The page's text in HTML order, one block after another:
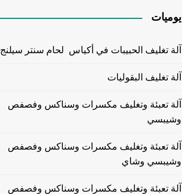
يوميات
آلة تغليف الحبيبات في أكياس لحام سنتر سيلنج
آلة تغليف البقوليات
آلة تعبئة وتغليف مكسرات وسناكس وفصفص
وشيبسي
آلة تعبئة وتغليف مكسرات وسناكس وفصفص
وشيبسي وشاي
آلة تعبئة وتغليف مكسرات وسناكس وفصفص